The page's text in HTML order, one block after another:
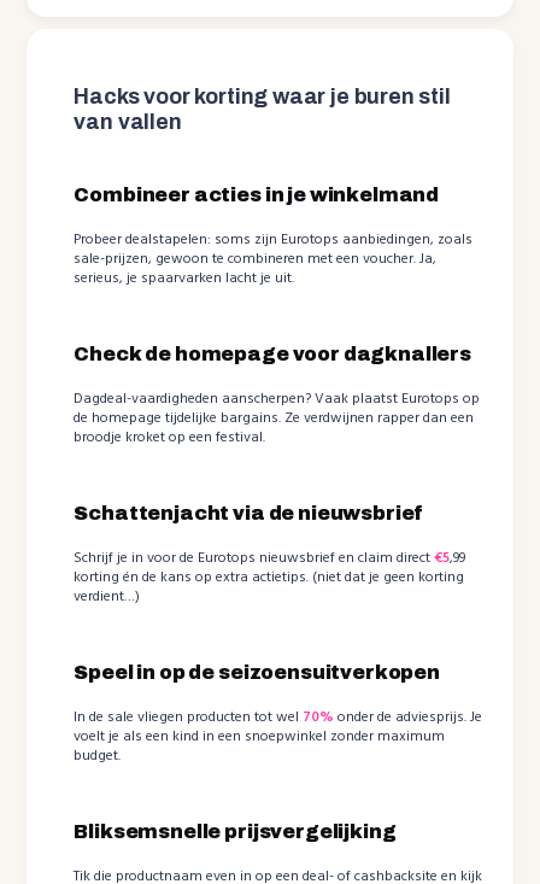
Hacks voor korting waar je buren stil
van vallen
Combineer acties in je winkelmand
Probeer dealstapelen: soms zijn Eurotops aanbiedingen, zoals
sale-prijzen, gewoon te combineren met een voucher. Ja,
serieus, je spaarvarken lacht je uit.
Check de homepage voor dagknallers
Dagdeal-vaardigheden aanscherpen? Vaak plaatst Eurotops op
de homepage tijdelijke bargains. Ze verdwijnen rapper dan een
broodje kroket op een festival.
Schattenjacht via de nieuwsbrief
Schrijf je in voor de Eurotops nieuwsbrief en claim direct€5,99
korting én de kans op extra actietips. (niet dat je geen korting
verdient…)
Speel in op de seizoensuitverkopen
In de sale vliegen producten tot wel 70% onder de adviesprijs. Je
voelt je als een kind in een snoepwinkel zonder maximum
budget.
Bliksemsnelle prijsvergelijking
Tik die productnaam even in op een deal- of cashbacksite en kijk